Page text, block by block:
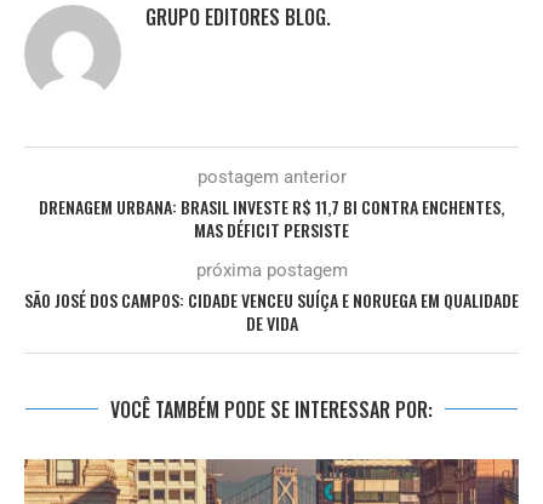
GRUPO EDITORES BLOG.
postagem anterior
DRENAGEM URBANA: BRASIL INVESTE R$ 11,7 BI CONTRA ENCHENTES,
MAS DÉFICIT PERSISTE
próxima postagem
SÃO JOSÉ DOS CAMPOS: CIDADE VENCEU SUÍÇA E NORUEGA EM QUALIDADE
DE VIDA
VOCÊ TAMBÉM PODE SE INTERESSAR POR: